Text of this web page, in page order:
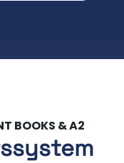
BOOKS & A2